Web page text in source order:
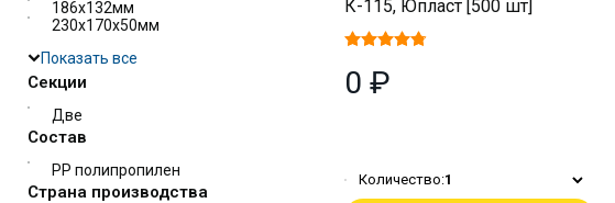
186х132мм
230х170х50мм
Показать все
Секции
Две
Состав
PP полипропилен
Страна производства
К-115, Юпласт [500 шт]
0 ₽
Количество:1